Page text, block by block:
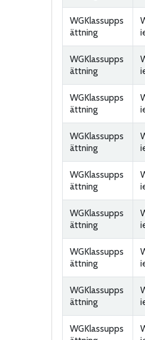
WGKlassupps
ättning
WGKlassupps
ättning
WGKlassupps
ättning
WGKlassupps
ättning
WGKlassupps
ättning
WGKlassupps
ättning
WGKlassupps
ättning
WGKlassupps
ättning
WGKlassupps